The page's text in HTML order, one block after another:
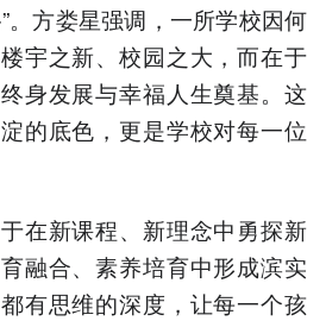
。方娄星强调，一所学校因何
宇之新、校园之大，而在于
身发展与幸福人生奠基。这
的底色，更是学校对每一位
在新课程、新理念中勇探新
融合、素养培育中形成滨实
有思维的深度，让每一个孩